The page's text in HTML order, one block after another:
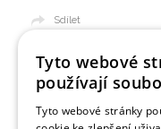
Sdílet
Tyto webové
používají
Tyto webové stránky